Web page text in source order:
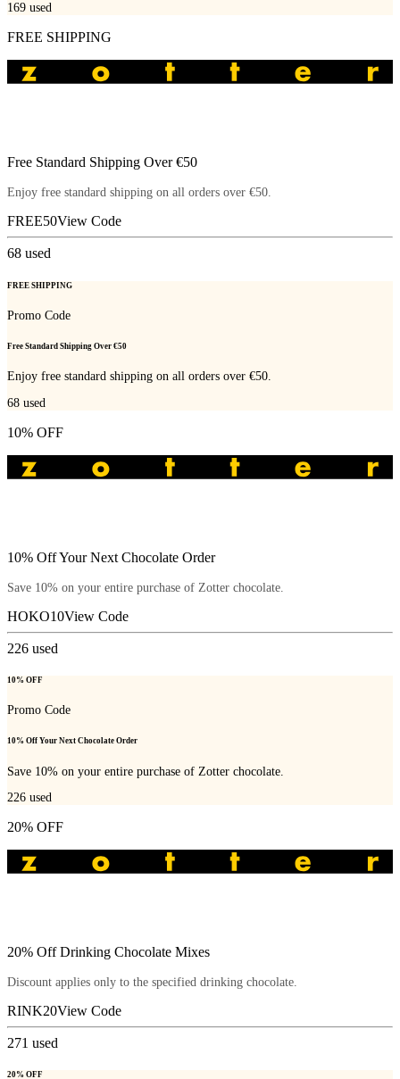
169 used
FREE SHIPPING
Free Standard Shipping Over €50
Enjoy free standard shipping on all orders over €50.
FREE50View Code
68 used
FREE SHIPPING
Promo Code
Free Standard Shipping Over €50
Enjoy free standard shipping on all orders over €50.
68 used
10% OFF
10% Off Your Next Chocolate Order
Save 10% on your entire purchase of Zotter chocolate.
HOKO10View Code
226 used
10% OFF
Promo Code
10% Off Your Next Chocolate Order
Save 10% on your entire purchase of Zotter chocolate.
226 used
20% OFF
20% Off Drinking Chocolate Mixes
Discount applies only to the specified drinking chocolate.
RINK20View Code
271 used
20% OFF